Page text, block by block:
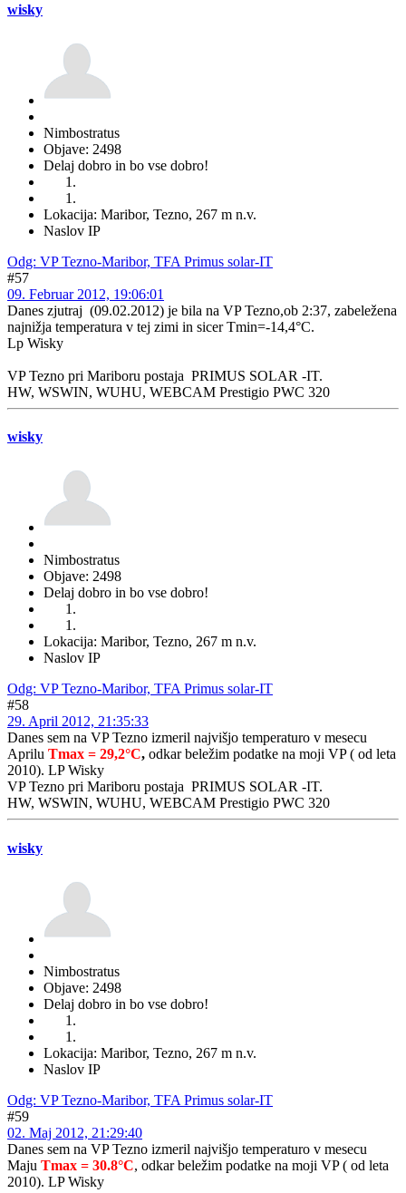
wisky
Nimbostratus
Objave: 2498
Delaj dobro in bo vse dobro!
Lokacija: Maribor, Tezno, 267 m n.v.
Naslov IP
Odg: VP Tezno-Maribor, TFA Primus solar-IT
#57
09. Februar 2012, 19:06:01
Danes zjutraj (09.02.2012) je bila na VP Tezno,ob 2:37, zabeležena
najnižja temperatura v tej zimi in sicer Tmin=-14,4°C.
Lp Wisky
VP Tezno pri Mariboru postaja PRIMUS SOLAR -IT.
HW, WSWIN, WUHU, WEBCAM Prestigio PWC 320
wisky
Nimbostratus
Objave: 2498
Delaj dobro in bo vse dobro!
Lokacija: Maribor, Tezno, 267 m n.v.
Naslov IP
Odg: VP Tezno-Maribor, TFA Primus solar-IT
#58
29. April 2012, 21:35:33
Danes sem na VP Tezno izmeril najvišjo temperaturo v mesecu
Aprilu Tmax = 29,2°C, odkar beležim podatke na moji VP ( od leta
2010). LP Wisky
VP Tezno pri Mariboru postaja PRIMUS SOLAR -IT.
HW, WSWIN, WUHU, WEBCAM Prestigio PWC 320
wisky
Nimbostratus
Objave: 2498
Delaj dobro in bo vse dobro!
Lokacija: Maribor, Tezno, 267 m n.v.
Naslov IP
Odg: VP Tezno-Maribor, TFA Primus solar-IT
#59
02. Maj 2012, 21:29:40
Danes sem na VP Tezno izmeril najvišjo temperaturo v mesecu
Maju Tmax = 30.8°C, odkar beležim podatke na moji VP ( od leta
2010). LP Wisky